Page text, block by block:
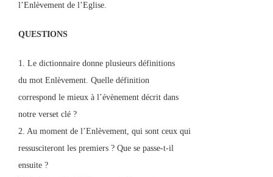
l’Enlèvement de l’Eglise.
QUESTIONS
1. Le dictionnaire donne plusieurs définitions
du mot Enlèvement. Quelle définition
correspond le mieux à l’évènement décrit dans
notre verset clé ?
2. Au moment de l’Enlèvement, qui sont ceux qui
ressusciteront les premiers ? Que se passe-t-il
ensuite ?